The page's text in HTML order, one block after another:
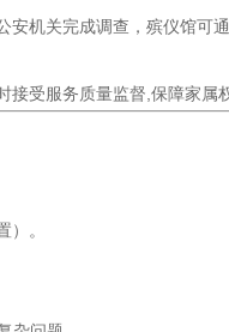
机关完成调查，殡仪馆可
受服务质量监督,保障家属
。